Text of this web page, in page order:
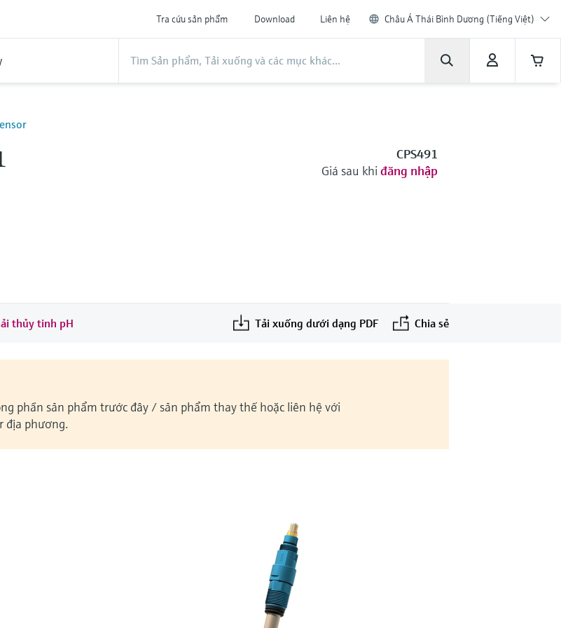
Tra cứu sản phẩm Download Liên hệ Châu Á Thái Bình Dương (Tiếng Việt)
CPS491
Giá sau khi đăng nhập
thủy tinh pH Tải xuống dưới dạng PDF Chia sẻ
phần sản phẩm trước đây / sản phẩm thay thế hoặc liên hệ với
địa phương.